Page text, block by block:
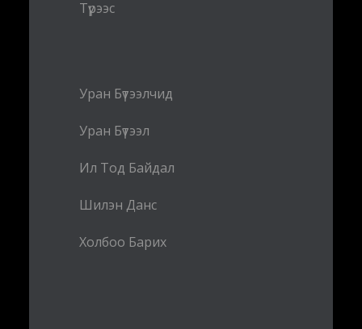
Түрээс
Уран Бүтээлчид
Уран Бүтээл
Ил Тод Байдал
Шилэн Данс
Холбоо Барих